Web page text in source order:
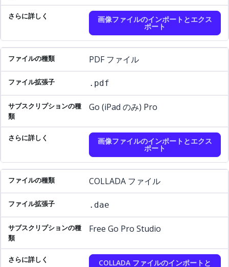
画像ファイルのインポートとエクス
ポート
PDF ファイル
.pdf
Go (iPad のみ) Pro
画像ファイルのインポートとエクス
ポート
COLLADA ファイル
.dae
Free Go Pro Studio
COLLADA ファイルのインポートと